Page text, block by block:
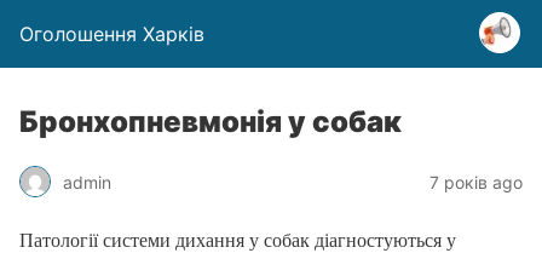
Оголошення Харків
Бронхопневмонія у собак
admin 7 років ago
Патології системи дихання у собак діагностуються у